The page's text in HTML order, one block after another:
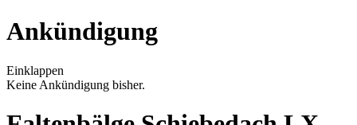
Ankündigung
Einklappen
Keine Ankündigung bisher.